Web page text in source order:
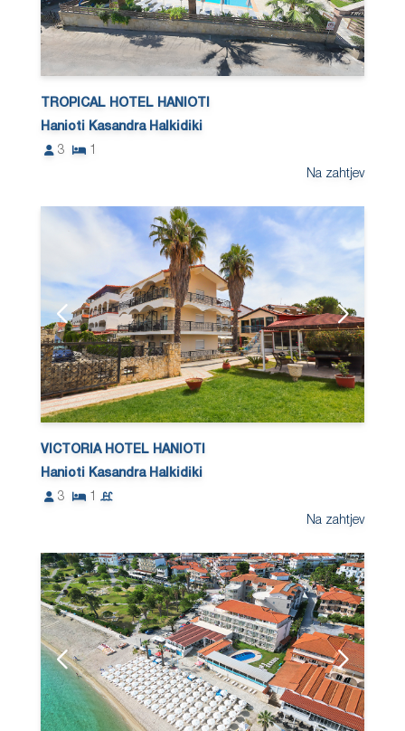
TROPICAL HOTEL HANIOTI
Hanioti Kasandra Halkidiki
3
Na zahtjev
VICTORIA HOTEL HANIOTI
Hanioti Kasandra Halkidiki
3
1
Na zahtjev